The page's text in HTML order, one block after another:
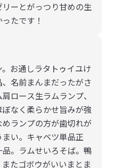
ーとがっつり甘めの生
たです！
お通しラタトゥイユけ
名前まんまだったがさ
ロース生ラムランプ、
なく柔らかせ旨みが強
ランプの方が歯切れが
い。キャベツ単品正
。ラムせいろそば。鴨
たゴボウがいいまとま